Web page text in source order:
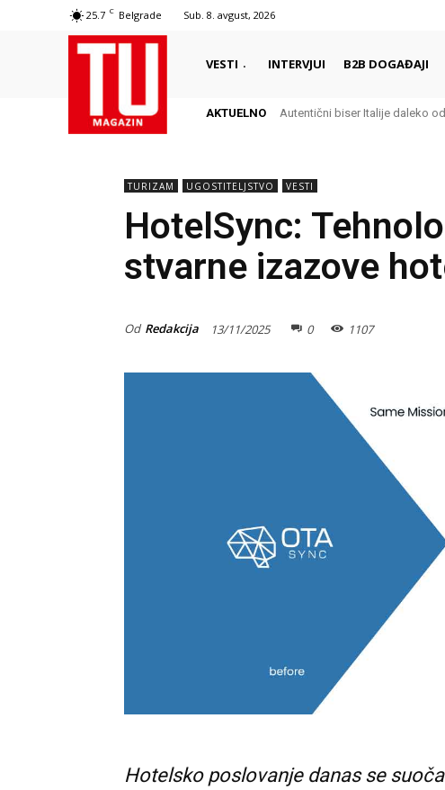
25.7 C Belgrade Sub. 8. avgust, 2026
VESTI INTERVJUI B2B DOGAĐAJI
AKTUELNO Autentični biser Italije daleko
TURIZAM UGOSTITELJSTVO VESTI
HotelSync:
stvarne izazove
Od Redakcija 13/11/2025 0 1107
Hotelsko poslovanje danas se